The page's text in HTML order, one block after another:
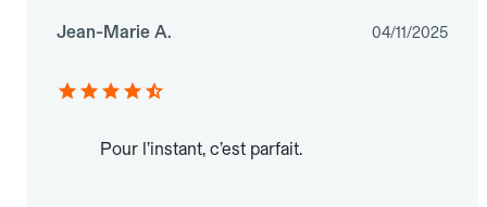
Jean-Marie A. 04/11/2025
Pour l’instant, c’est parfait.